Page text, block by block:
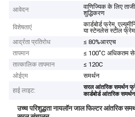
आवेदन
वाणिज्यिक के लिए
शुद्धिकरण
विशेषताएं
कार्डबोर्ड फ्रेम,
या स्टेनलेस स्टील
आर्द्रता प्रतिरोध
≤ 80%आरएच
तापमान
≤ 100"C अधिकतम
तात्कालिक तापमान
≤ 120C
ओईएम
समर्थन
हाई लाइट:
सरल आंतरिक समर्थन
कार्डबोर्ड आंतरिक
उच्च परिशुद्धता नायलॉन जाल फिल्टर आंतरिक